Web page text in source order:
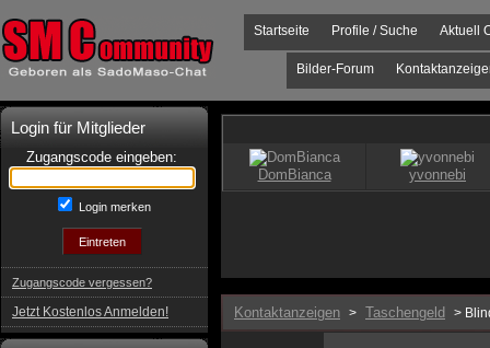
Aktuell
Profile / Suche
Startseite
Bilder-Forum
Login für Mitglieder
Zugangscode eingeben:
Login merken
Zugangscode vergessen?
Jetzt Kostenlos Anmelden! Kontaktanzeigen > Taschengeld >